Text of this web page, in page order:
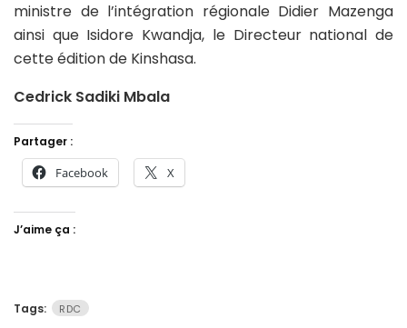
ministre de l’intégration régionale Didier Mazenga
ainsi que Isidore Kwandja, le Directeur national de
cette édition de Kinshasa.
Cedrick Sadiki Mbala
Partager :
Facebook X
J’aime ça :
Tags: RDC